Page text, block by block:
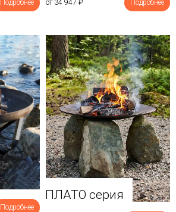
Подробнее от 34 947 ₽ Подробнее
Подробнее
ПЛАТО серия